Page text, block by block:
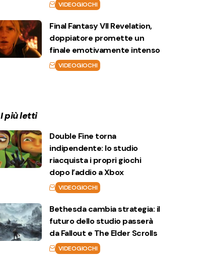
VIDEOGIOCHI
Final Fantasy VII Revelation,
doppiatore promette un
finale emotivamente intenso
VIDEOGIOCHI
I più letti
Double Fine torna
indipendente: lo studio
riacquista i propri giochi
dopo l’addio a Xbox
VIDEOGIOCHI
Bethesda cambia strategia: il
futuro dello studio passerà
da Fallout e The Elder Scrolls
VIDEOGIOCHI